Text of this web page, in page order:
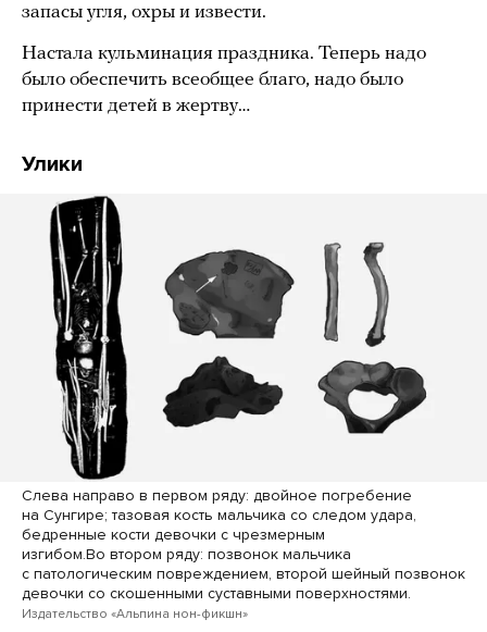
запасы угля, охры и извести.
Настала кульминация праздника. Теперь надо
было обеспечить всеобщее благо, надо было
принести детей в жертву…
Улики
Слева направо в первом ряду: двойное погребение
на Сунгире; тазовая кость мальчика со следом удара,
бедренные кости девочки с чрезмерным
изгибом.Во втором ряду: позвонок мальчика
с патологическим повреждением, второй шейный позвонок
девочки со скошенными суставными поверхностями.
Издательство «Альпина нон-фикшн»